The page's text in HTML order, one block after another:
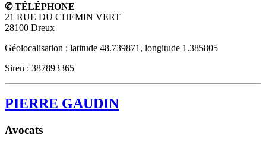
✆ TÉLÉPHONE
21 RUE DU CHEMIN VERT
28100 Dreux
Géolocalisation : latitude 48.739871, longitude 1.385805
Siren : 387893365
PIERRE GAUDIN
Avocats